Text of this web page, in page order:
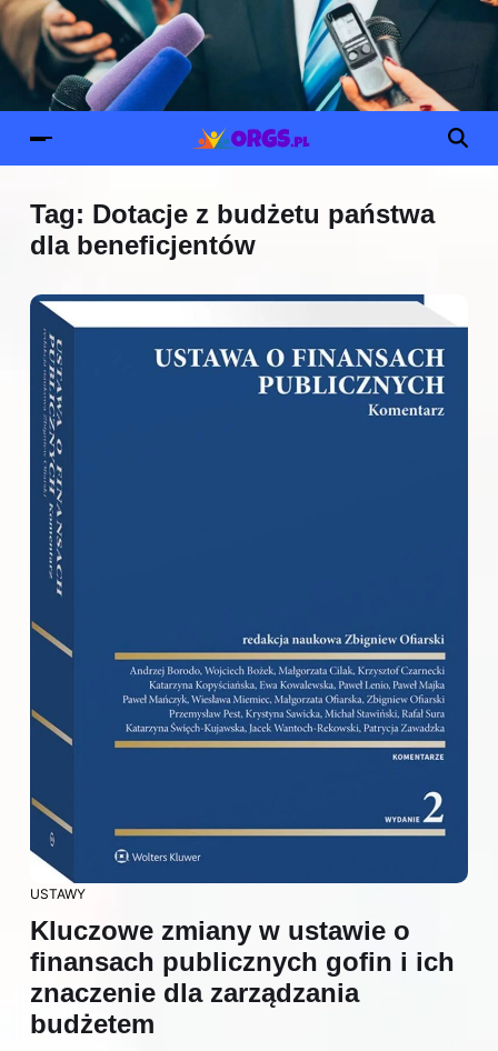
Tag: Dotacje z budżetu państwa
dla beneficjentów
USTAWY
Kluczowe zmiany w ustawie o
finansach publicznych gofin i ich
znaczenie dla zarządzania
budżetem